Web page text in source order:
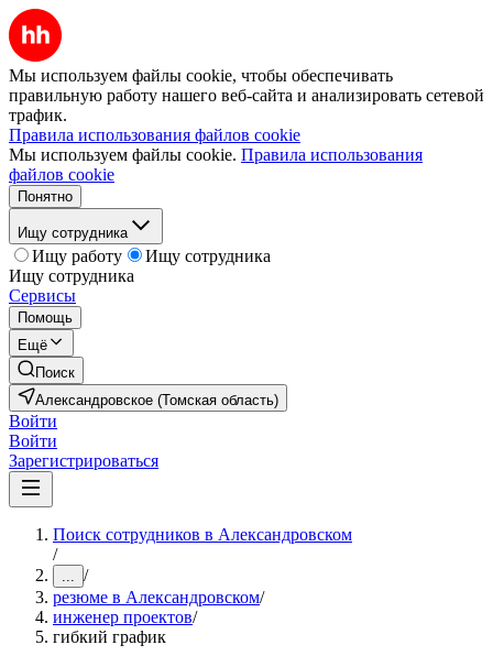
Мы используем файлы cookie, чтобы обеспечивать
правильную работу нашего веб-сайта и анализировать сетевой
трафик.
Правила использования файлов cookie
Мы используем файлы cookie. Правила использования
файлов cookie
Понятно
Ищу сотрудника
Ищу работу
Ищу сотрудника
Ищу сотрудника
Сервисы
Помощь
Ещё
Поиск
Александровское (Томская область)
Войти
Войти
Зарегистрироваться
Поиск сотрудников в Александровском
/
... /
резюме в Александровском/
инженер проектов/
гибкий график